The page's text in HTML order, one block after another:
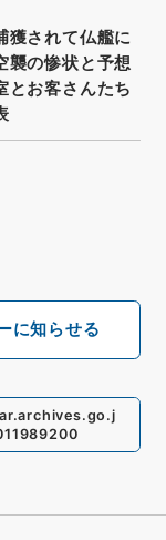
に知らせる
獲されて仏艦に
襲の惨状と予想
とお客さんたち